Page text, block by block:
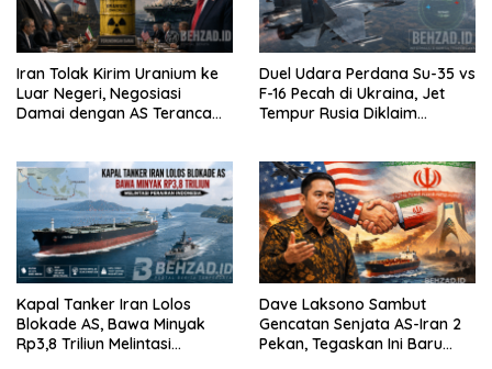
Iran Tolak Kirim Uranium ke
Luar Negeri, Negosiasi
Damai dengan AS Terancam
Duel Udara Perdana Su-35 vs
F-16 Pecah di Ukraina, Jet
Tempur Rusia Diklaim
Kapal Tanker Iran Lolos
Blokade AS, Bawa Minyak
Rp3,8 Triliun Melintasi
Dave Laksono Sambut
Gencatan Senjata AS-Iran 2
Pekan, Tegaskan Ini Baru